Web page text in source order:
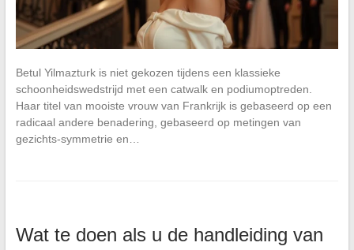
Betul Yilmazturk is niet gekozen tijdens een klassieke
schoonheidswedstrijd met een catwalk en podiumoptreden.
Haar titel van mooiste vrouw van Frankrijk is gebaseerd op een
radicaal andere benadering, gebaseerd op metingen van
gezichts-symmetrie en…
Wat te doen als u de handleiding van